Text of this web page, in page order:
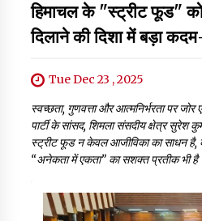
हिमाचल के "स्ट्रीट फूड"
दिलाने की दिशा में बड़ा
Tue Dec 23 , 2025
स्वच्छता, गुणवत्ता और आत्मनिर्भरता पर जोर
पार्टी के सांसद, शिमला संसदीय क्षेत्र सुरेश
स्ट्रीट फूड न केवल आजीविका का साधन है,
“अनेकता में एकता” का सशक्त प्रतीक भी